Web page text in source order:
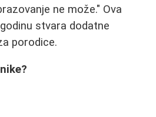
ne može." Ova
stvara dodatne
porodice.